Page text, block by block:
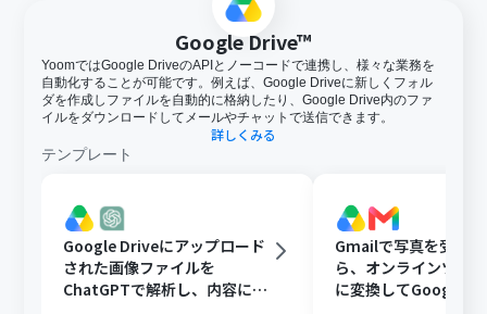
Google Drive™
YoomではGoogle DriveのAPIとノーコードで連携し、様々な業務を
自動化することが可能です。例えば、Google Driveに新しくフォル
ダを作成しファイルを自動的に格納したり、Google Drive内のファ
イルをダウンロードしてメールやチャットで送信できます。
詳しくみる
テンプレート
Google Driveにアップロード
された画像ファイルを
ChatGPTで解析し、内容に応
Gmailで写真を受け
ら、オンラインツー
に変換してGoogle